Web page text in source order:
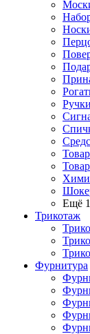
Ручки
Ещё
Трикотаж
Фурнитура